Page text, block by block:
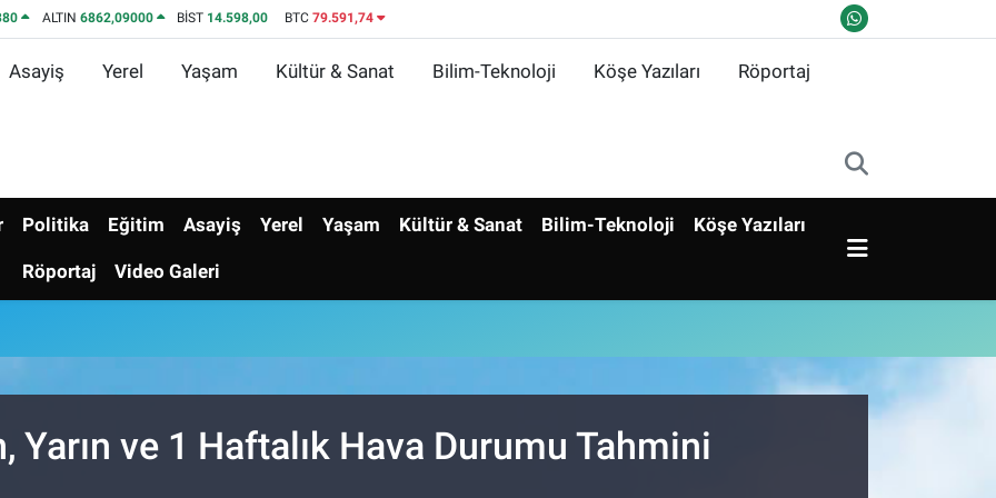
ALTIN 6862,09000 BİST 14.598,00 BTC 79.591,74
Asayiş Yerel Yaşam Kültür & Sanat Bilim-Teknoloji Köşe Yazıları Röportaj
Politika Eğitim Asayiş Yerel Yaşam Kültür & Sanat Bilim-Teknoloji Köşe Yazıları
Röportaj Video Galeri
Yarın ve 1 Haftalık Hava Durumu Tahmini